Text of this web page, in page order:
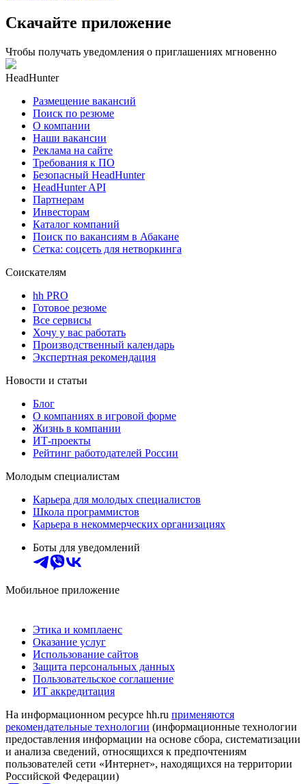
Скачайте приложение
Чтобы получать уведомления о приглашениях мгновенно
HeadHunter
Размещение вакансий
Поиск по резюме
О компании
Наши вакансии
Реклама на сайте
Требования к ПО
Безопасный HeadHunter
HeadHunter API
Партнерам
Инвесторам
Каталог компаний
Поиск по вакансиям в Абакане
Сетка: соцсеть для нетворкинга
Соискателям
hh PRO
Готовое резюме
Все сервисы
Хочу у вас работать
Производственный календарь
Экспертная рекомендация
Новости и статьи
Блог
О компаниях в игровой форме
Жизнь в компании
ИТ-проекты
Рейтинг работодателей России
Молодым специалистам
Карьера для молодых специалистов
Школа программистов
Карьера в некоммерческих организациях
Боты для уведомлений
Мобильное приложение
Этика и комплаенс
Оказание услуг
Использование сайтов
Защита персональных данных
Пользовательское соглашение
ИТ аккредитация
На информационном ресурсе hh.ru применяются
рекомендательные технологии (информационные технологии
предоставления информации на основе сбора, систематизации
и анализа сведений, относящихся к предпочтениям
пользователей сети «Интернет», находящихся на территории
Российской Федерации)